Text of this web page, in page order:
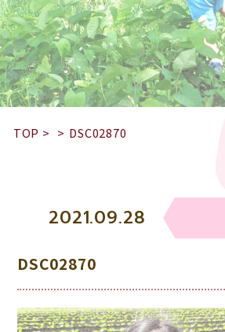
TOP > > DSC02870
2021.09.28
DSC02870